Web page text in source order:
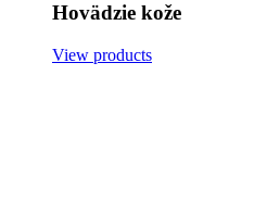
Hovädzie kože
View products